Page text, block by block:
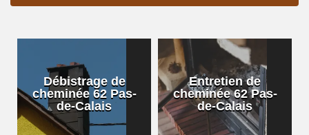
Débistrage de
cheminée 62 Pas-
de-Calais
Entretien de
cheminée 62 Pas-
de-Calais